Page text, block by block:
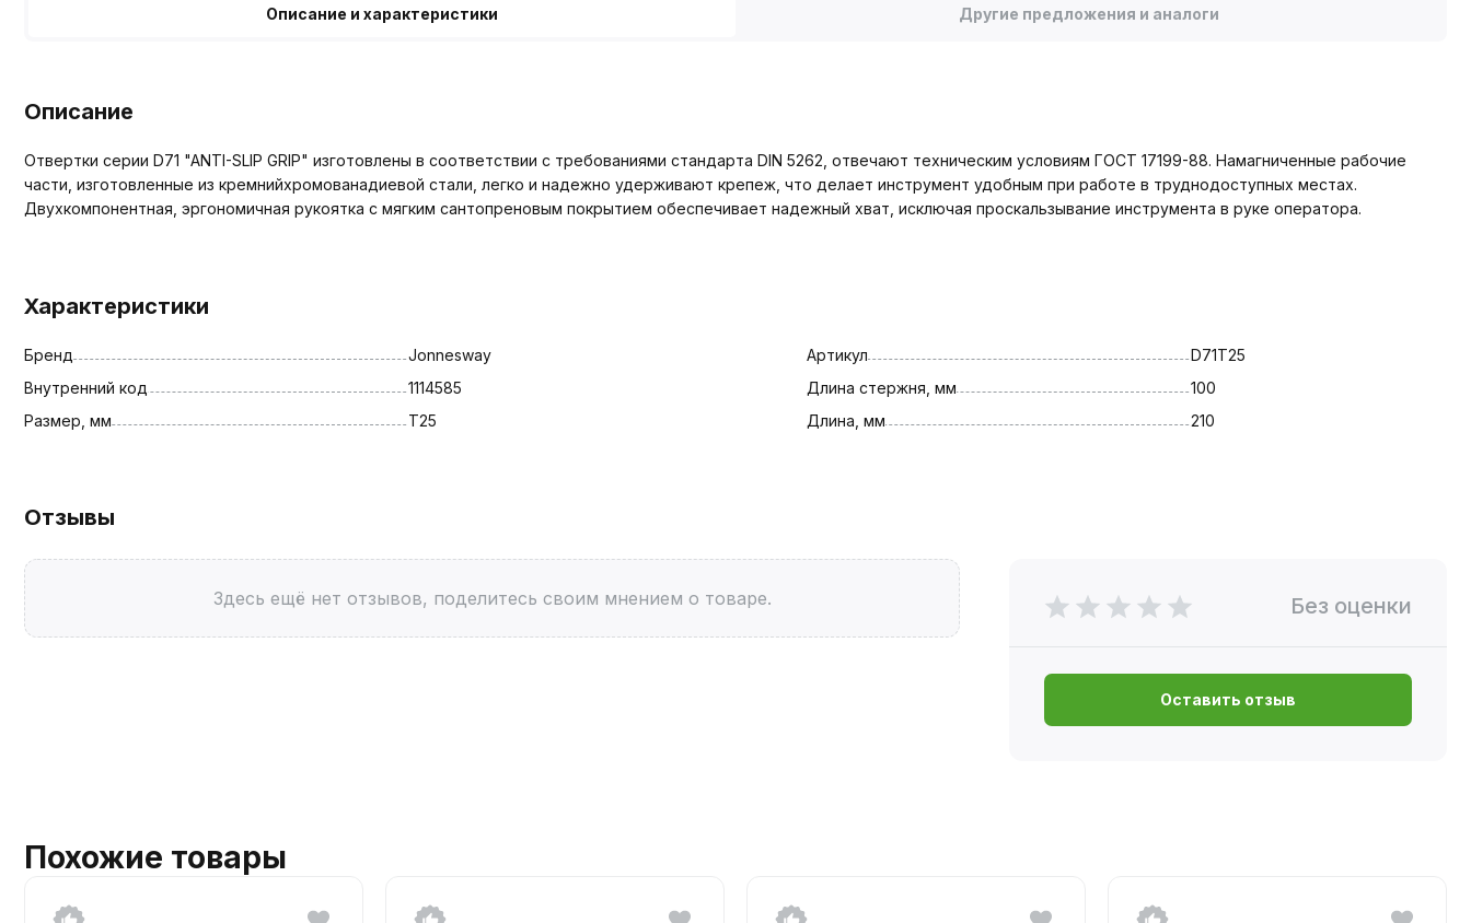
Описание и характеристики Другие предложения и аналоги
Описание
Отвертки серии D71 "ANTI-SLIP GRIP" изготовлены в соответствии с требованиями стандарта DIN 5262, отвечают техническим условиям ГОСТ 17199-88. Намагниченные рабочие
части, изготовленные из кремнийхромованадиевой стали, легко и надежно удерживают крепеж, что делает инструмент удобным при работе в труднодоступных местах.
Двухкомпонентная, эргономичная рукоятка с мягким сантопреновым покрытием обеспечивает надежный хват, исключая проскальзывание инструмента в руке оператора.
Характеристики
Бренд
Jonnesway
Внутренний код
1114585
Размер, мм
T25
Артикул
D71T25
Длина стержня, мм
100
Длина, мм
210
Отзывы
Здесь ещё нет отзывов, поделитесь своим мнением о товаре. Без оценки
Оставить отзыв
Похожие товары